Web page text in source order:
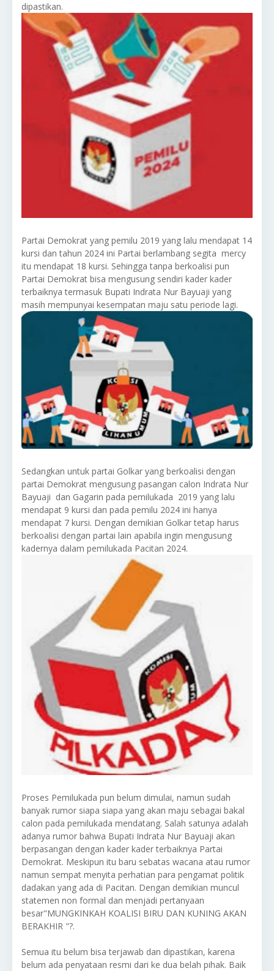
dipastikan.
Partai Demokrat yang pemilu 2019 yang lalu mendapat 14
kursi dan tahun 2024 ini Partai berlambang segita mercy
itu mendapat 18 kursi. Sehingga tanpa berkoalisi pun
Partai Demokrat bisa mengusung sendiri kader kader
terbaiknya termasuk Bupati Indrata Nur Bayuaji yang
masih mempunyai kesempatan maju satu periode lagi.
Sedangkan untuk partai Golkar yang berkoalisi dengan
partai Demokrat mengusung pasangan calon Indrata Nur
Bayuaji dan Gagarin pada pemilukada 2019 yang lalu
mendapat 9 kursi dan pada pemilu 2024 ini hanya
mendapat 7 kursi. Dengan demikian Golkar tetap harus
berkoalisi dengan partai lain apabila ingin mengusung
kadernya dalam pemilukada Pacitan 2024.
Proses Pemilukada pun belum dimulai, namun sudah
banyak rumor siapa siapa yang akan maju sebagai bakal
calon pada pemilukada mendatang. Salah satunya adalah
adanya rumor bahwa Bupati Indrata Nur Bayuaji akan
berpasangan dengan kader kader terbaiknya Partai
Demokrat. Meskipun itu baru sebatas wacana atau rumor
namun sempat menyita perhatian para pengamat politik
dadakan yang ada di Pacitan. Dengan demikian muncul
statemen non formal dan menjadi pertanyaan
besar"MUNGKINKAH KOALISI BIRU DAN KUNING AKAN
BERAKHIR "?.
Semua itu belum bisa terjawab dan dipastikan, karena
belum ada penyataan resmi dari ke dua belah pihak. Baik